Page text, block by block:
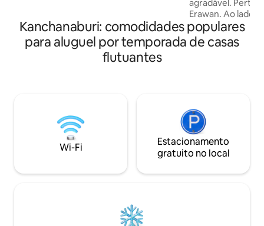
agradável. Perto
Erawan. Ao lado de um 7-Eleven. Há
lojas, comida e
acomodação.
como as
Kanchanaburi: comodidades populares
para aluguel por temporada de casas
flutuantes
Wi-Fi
Estacionamento
gratuito no local